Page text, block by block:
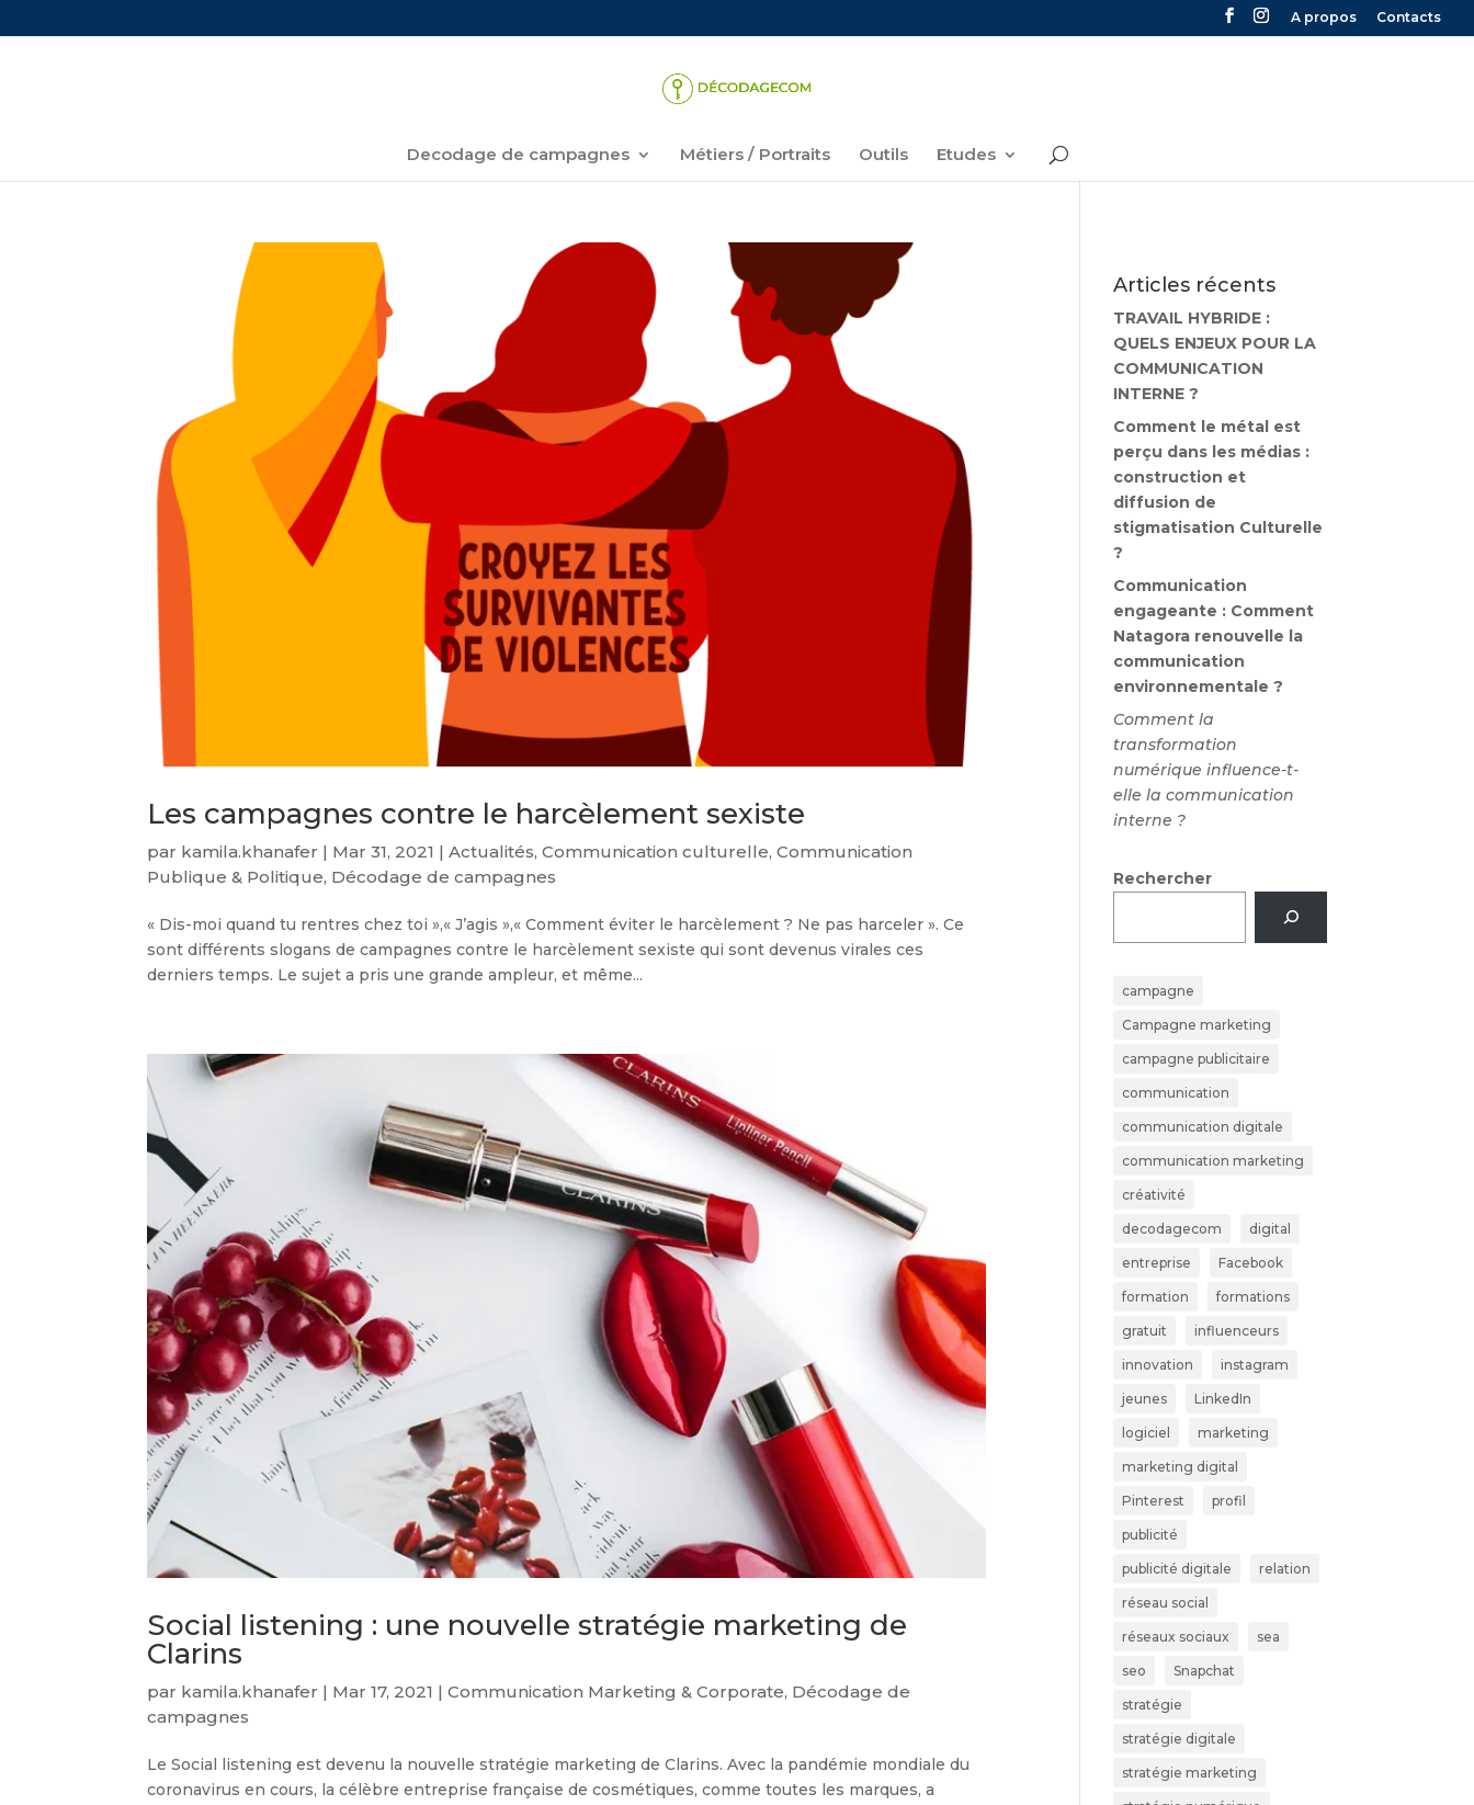
A propos Contacts
Decodage de campagnes Métiers / Portraits Outils Etudes
Les campagnes contre le harcèlement sexiste
par kamila.khanafer | Mar 31, 2021 |Actualités,Communication culturelle,Communication
Publique & Politique, Décodage de campagnes
« Dis-moi quand tu rentres chez toi »,« J’agis »,« Comment éviter le harcèlement ? Ne pas harceler ». Ce
sont différents slogans de campagnes contre le harcèlement sexiste qui sont devenus virales ces
derniers temps. Le sujet a pris une grande ampleur, et même...
Social listening : une nouvelle stratégie marketing de
Clarins
par kamila.khanafer | Mar 17, 2021 |Communication Marketing & Corporate, Décodage de
campagnes
Le Social listening est devenu la nouvelle stratégie marketing de Clarins. Avec la pandémie mondiale du
coronavirus en cours, la célèbre entreprise française de cosmétiques, comme toutes les marques, a
Articles récents
TRAVAIL HYBRIDE :
QUELS ENJEUX POUR LA
COMMUNICATION
INTERNE ?
Comment le métal est
perçu dans les médias :
construction et
diffusion de
stigmatisation Culturelle
?
Communication
engageante : Comment
Natagora renouvelle la
communication
environnementale ?
Comment la
transformation
numérique influence-t-
elle la communication
interne ?
Rechercher
campagne
Campagne marketing
campagne publicitaire
communication
communication digitale
communication marketing
créativité
decodagecom digital
entreprise Facebook
formation formations
gratuit influenceurs
innovation instagram
jeunes LinkedIn
logiciel marketing
marketing digital
Pinterest profil
publicité
publicité digitale relation
réseau social
réseaux sociaux sea
seo Snapchat
stratégie
stratégie digitale
stratégie marketing